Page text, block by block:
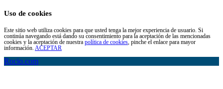
Uso de cookies
Este sitio web utiliza cookies para que usted tenga la mejor experiencia de usuario. Si
continúa navegando está dando su consentimiento para la aceptación de las mencionadas
cookies y la aceptación de nuestra política de cookies , pinche el enlace para mayor
información. ACEPTAR
Rocio.com